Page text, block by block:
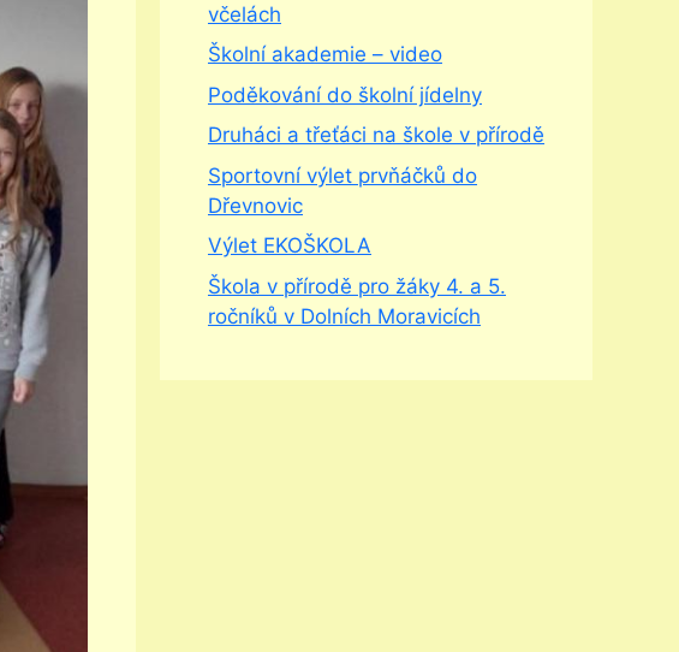
včelách
Školní akademie – video
Poděkování do školní jídelny
Druháci a třeťáci na škole v přírodě
Sportovní výlet prvňáčků do
Dřevnovic
Výlet EKOŠKOLA
Škola v přírodě pro žáky 4. a 5.
ročníků v Dolních Moravicích